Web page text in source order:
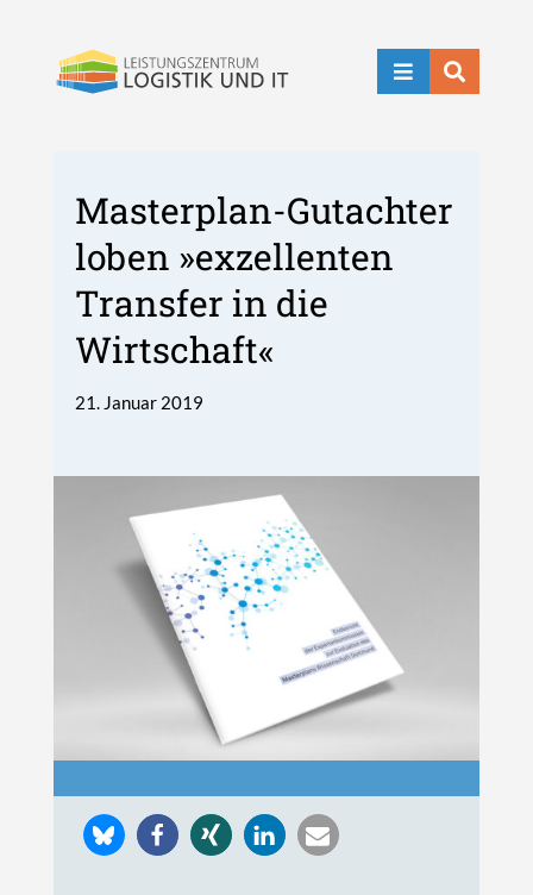
 
Masterplan-Gutachter
loben »exzellenten
Transfer in die
Wirtschaft«
21. Januar 2019